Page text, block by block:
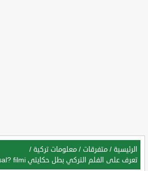
الرئيسية / متفرقات / معلومات تركية /
تعرف على الفلم التركي بطل حكايتي peri masal? filmi